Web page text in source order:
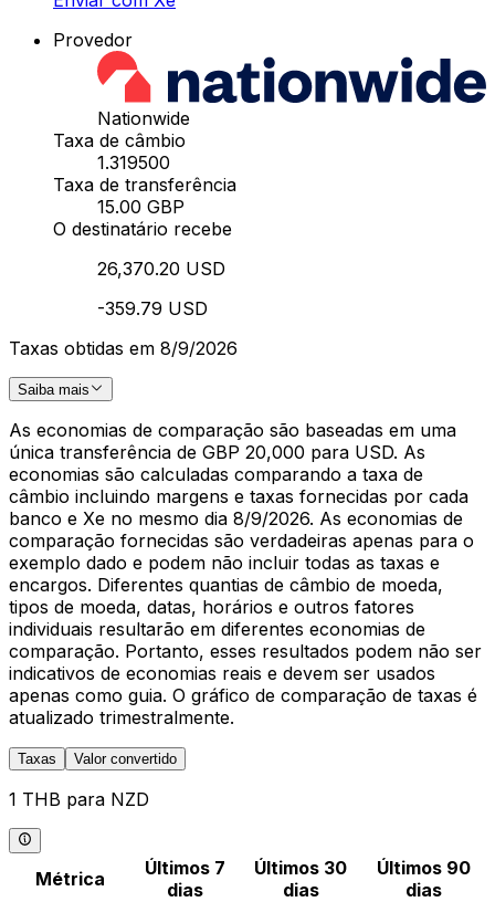
Provedor
Nationwide
Taxa de câmbio
1.319500
Taxa de transferência
15.00 GBP
O destinatário recebe
26,370.20 USD
-359.79 USD
Taxas obtidas em 8/9/2026
Saiba mais
As economias de comparação são baseadas em uma
única transferência de GBP 20,000 para USD. As
economias são calculadas comparando a taxa de
câmbio incluindo margens e taxas fornecidas por cada
banco e Xe no mesmo dia 8/9/2026. As economias de
comparação fornecidas são verdadeiras apenas para o
exemplo dado e podem não incluir todas as taxas e
encargos. Diferentes quantias de câmbio de moeda,
tipos de moeda, datas, horários e outros fatores
individuais resultarão em diferentes economias de
comparação. Portanto, esses resultados podem não ser
indicativos de economias reais e devem ser usados
apenas como guia. O gráfico de comparação de taxas é
atualizado trimestralmente.
Taxas Valor convertido
1 THB para NZD
Métrica
Últimos 7
dias
Últimos 30
dias
Últimos 90
dias